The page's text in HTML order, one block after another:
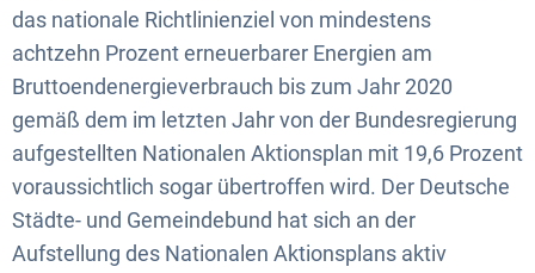
das nationale Richtlinienziel von mindestens
achtzehn Prozent erneuerbarer Energien am
Bruttoendenergieverbrauch bis zum Jahr 2020
gemäß dem im letzten Jahr von der Bundesregierung
aufgestellten Nationalen Aktionsplan mit 19,6 Prozent
voraussichtlich sogar übertroffen wird. Der Deutsche
Städte- und Gemeindebund hat sich an der
Aufstellung des Nationalen Aktionsplans aktiv